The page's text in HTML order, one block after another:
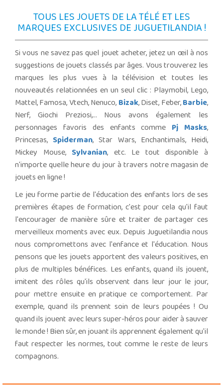
TOUS LES JOUETS DE LA TÉLÉ ET LES
MARQUES EXCLUSIVES DE JUGUETILANDIA !
Si vous ne savez pas quel jouet acheter, jetez un œil à nos
suggestions de jouets classés par âges. Vous trouverez les
marques les plus vues à la télévision et toutes les
nouveautés relationnées en un seul clic : Playmobil, Lego,
Mattel, Famosa, Vtech, Nenuco,Bizak, Diset, Feber,Barbie,
Nerf, Giochi Preziosi,... Nous avons également les
personnages favoris des enfants comme Pj Masks,
Princesas, Spiderman, Star Wars, Enchantimals, Heidi,
Mickey Mouse, Sylvanian, etc. Le tout disponible à
n'importe quelle heure du jour à travers notre magasin de
jouets en ligne !
Le jeu forme partie de l'éducation des enfants lors de ses
premières étapes de formation, c'est pour cela qu'il faut
l'encourager de manière sûre et traiter de partager ces
merveilleux moments avec eux. Depuis Juguetilandia nous
nous compromettons avec l'enfance et l'éducation. Nous
pensons que les jouets apportent des valeurs positives, en
plus de multiples bénéfices. Les enfants, quand ils jouent,
imitent des rôles qu'ils observent dans leur jour le jour,
pour mettre ensuite en pratique ce comportement. Par
exemple, quand ils prennent soin de leurs poupées ! Ou
quand ils jouent avec leurs super-héros pour aider à sauver
le monde ! Bien sûr, en jouant ils apprennent également qu'il
faut respecter les normes, tout comme le reste de leurs
compagnons.